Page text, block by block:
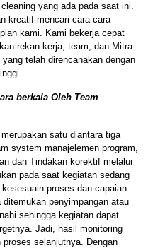
yang ada pada saat ini.
kreatif mencari cara-cara
kami. Kami bekerja cepat
rekan kerja, team, dan Mitra
telah direncanakan dengan
berkala Oleh Team
satu diantara tiga
system manajelemen program,
dan Tindakan korektif melalui
pada saat kegiatan sedang
proses dan capaian
penyimpangan atau
sehingga kegiatan dapat
Jadi, hasil monitoring
selanjutnya. Dengan